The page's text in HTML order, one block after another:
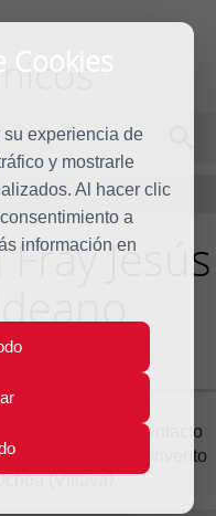
experiencia de
y mostrarle
Al hacer clic
a
información enJesús
O.P.
ponerse en contacto
O.P.
, Convento
(Villava).